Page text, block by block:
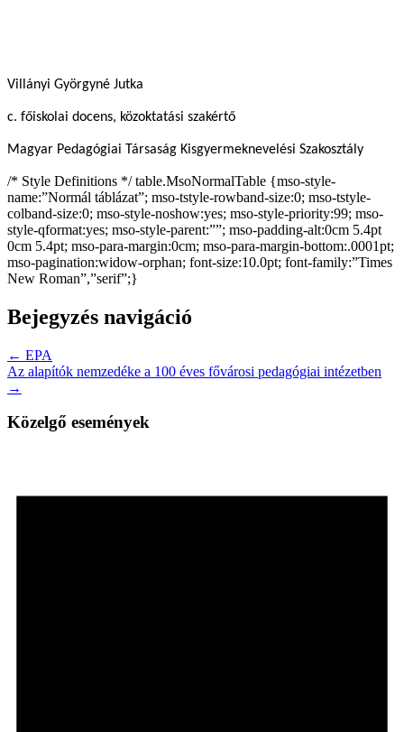
Villányi Györgyné Jutka
c. főiskolai docens, közoktatási szakértő
Magyar Pedagógiai Társaság Kisgyermeknevelési Szakosztály
/* Style Definitions */ table.MsoNormalTable {mso-style-
name:”Normál táblázat”; mso-tstyle-rowband-size:0; mso-tstyle-
colband-size:0; mso-style-noshow:yes; mso-style-priority:99; mso-
style-qformat:yes; mso-style-parent:””; mso-padding-alt:0cm 5.4pt
0cm 5.4pt; mso-para-margin:0cm; mso-para-margin-bottom:.0001pt;
mso-pagination:widow-orphan; font-size:10.0pt; font-family:”Times
New Roman”,”serif”;}
Bejegyzés navigáció
← EPA
Az alapítók nemzedéke a 100 éves fővárosi pedagógiai intézetben
→
Közelgő események